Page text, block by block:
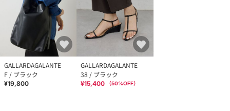
GALLARDAGALANTE
F / ブラック
¥19,800
GALLARDAGALANTE
38 / ブラック
¥15,400 （50%OFF）